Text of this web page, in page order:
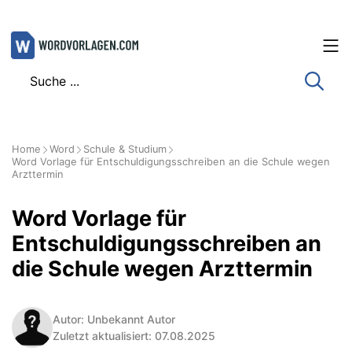
Zum
Inhalt
Home Word
Schule & Studium
Word Vorlage für Entschuldigungsschreiben an die Schule wegen
Arzttermin
Word Vorlage für
Entschuldigungsschreiben an
die Schule wegen Arzttermin
Autor: Unbekannt Autor
Zuletzt aktualisiert: 07.08.2025